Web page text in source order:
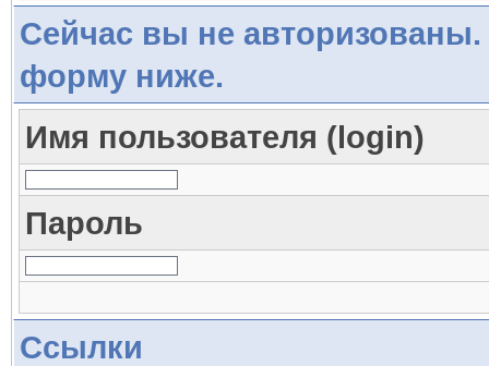
Сейчас вы не авторизованы.
форму ниже.
Имя пользователя (login)
Пароль
Ссылки